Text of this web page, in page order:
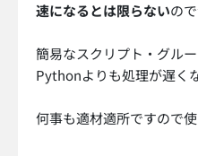
速になるとは限らないの
簡易なスクリプト・グル
Pythonよりも処理が遅く
何事も適材適所ですので